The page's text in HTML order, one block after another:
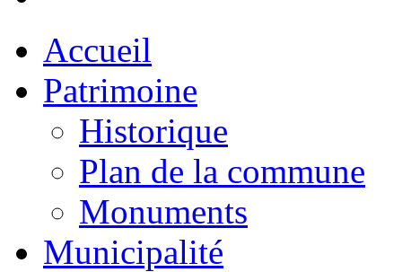
Accueil
Patrimoine
Historique
Plan de la commune
Monuments
Municipalité